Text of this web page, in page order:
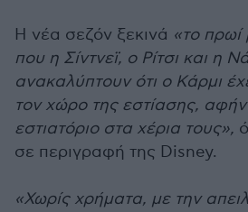
Η νέα σεζόν ξεκινά «το πρωί
που η Σίντνεϊ, ο Ρίτσι και η
ανακαλύπτουν ότι ο Κάρμι
τον χώρο της εστίασης,
εστιατόριο στα χέρια τους»,
σε περιγραφή της Disney.
«Χωρίς χρήματα, με την